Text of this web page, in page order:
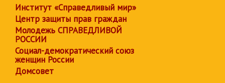
Институт «Справедливый мир»
Центр защиты прав граждан
Молодежь СПРАВЕДЛИВОЙ
РОССИИ
Социал-демократический союз
женщин России
Домсовет